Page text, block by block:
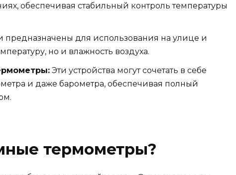
обеспечивая стабильный контроль температуры
предназначены для использования на улице и
но и влажность воздуха.
Эти устройства могут сочетать в себе
и даже барометра, обеспечивая полный
термометры?